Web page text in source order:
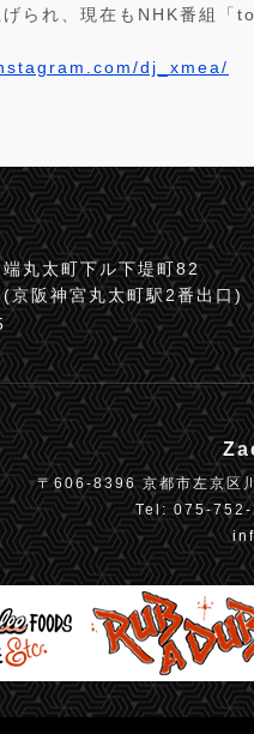
られ、現在もNHK番組「
dj_xmea/
丸太町下ル下堤町82
京阪神宮丸太町駅2番出口)
〒606-8396 京都市左京区
Tel: 075-